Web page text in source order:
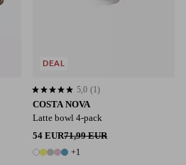
COSTA NOVA
Latte bowl 4-pack
54 EUR71,99 EUR
6 värejä
+1
5,0 perustuen 1 arvosanaan
5,0 (1)
DEAL